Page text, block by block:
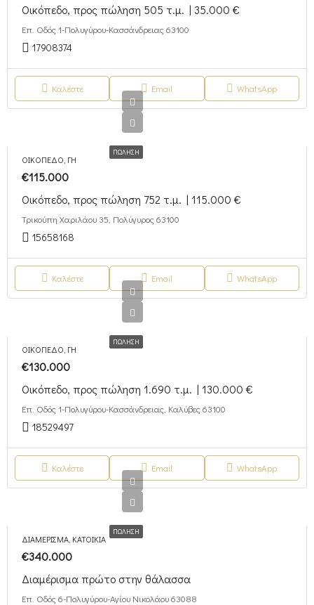
Οικόπεδο, προς πώληση 505 τ.μ. | 35.000 €
Επ. Οδός 1-Πολυγύρου-Κασσάνδρειας 63100
17908374
Καλέστε Email WhatsApp
ΠΏΛΗΣΗ
ΟΙΚΌΠΕΔΟ, ΓΗ
€115.000
Οικόπεδο, προς πώληση 752 τ.μ. | 115.000 €
Τρικούπη Χαριλάου 35, Πολύγυρος 63100
15658168
Καλέστε Email WhatsApp
ΠΏΛΗΣΗ
ΟΙΚΌΠΕΔΟ, ΓΗ
€130.000
Οικόπεδο, προς πώληση 1.690 τ.μ. | 130.000 €
Επ. Οδός 1-Πολυγύρου-Κασσάνδρειας, Καλύβες 63100
18529497
Καλέστε Email WhatsApp
ΠΏΛΗΣΗ
ΔΙΑΜΈΡΙΣΜΑ, ΚΑΤΟΙΚΊΑ
€340.000
Διαμέρισμα πρώτο στην θάλασσα
Επ. Οδός 6-Πολυγύρου-Αγίου Νικολάου 63088